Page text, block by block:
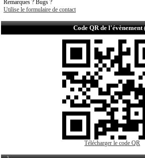
Remarques ? Bugs ?
Utilise le formulaire de contact
Code QR de l'évènement
Télécharger le code QR